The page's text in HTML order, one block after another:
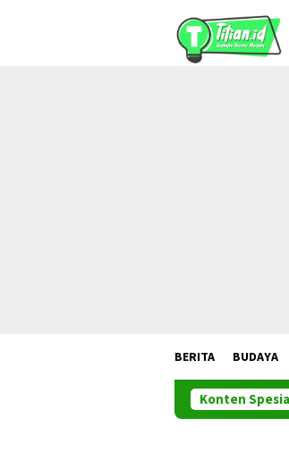
BERITA BUDAYA
Konten